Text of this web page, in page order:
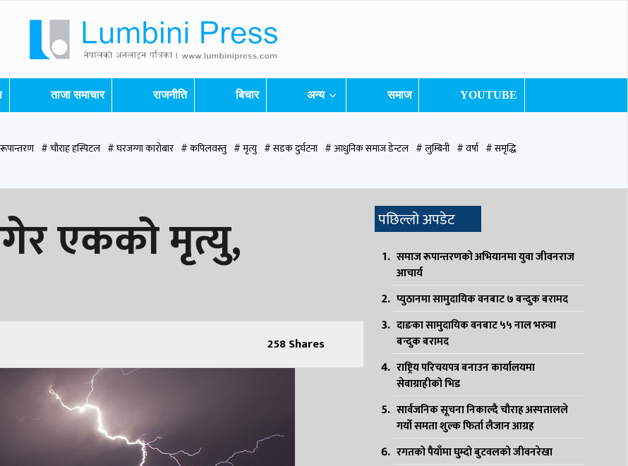
ताजा समाचार राजनीति बिचार अन्य समाज YOUTUBE
# चौराह हस्पिटल # घरजग्गा कारोबार # कपिलवस्तु # मृत्यु # सडक दुर्घटना # आधुनिक समाज डेन्टल # लुम्बिनी # वर्षा # समृद्धि
# रुपन्देही २ # नेकपा # रुपन्देही १ # चुन्न पौडेल # मन्दिर # सिद्धबाबा # बुटवल उपमहानगरपालिका # बुटवल उपमहान # स्वास्थ्य # निर्वाचन # पाल्पा
एकको मृत्यु,
258Shares
पछिल्लो अपडेट
समाज रूपान्तरणको अभियानमा युवा जीवनराज
आचार्य
प्युठानमा सामुदायिक वनबाट ७ बन्दुक बरामद
दाङका सामुदायिक वनबाट ५५ नाल भरुवा
बन्दुक बरामद
राष्ट्रिय परिचयपत्र बनाउन कार्यालयमा
सेवाग्राहीको भिड
सार्वजनिक सूचना निकाल्दै चौराह अस्पतालले
गर्यो समता शुल्क फिर्ता लैजान आग्रह
रगतको पैयाँमा घुम्दो बुटवलको जीवनरेखा